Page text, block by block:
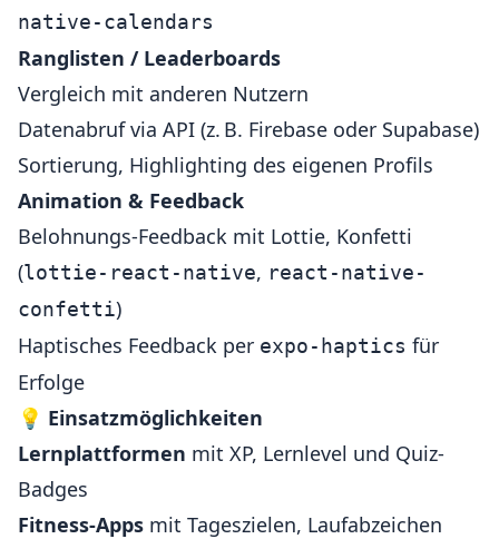
native-calendars
Ranglisten / Leaderboards
Vergleich mit anderen Nutzern
Datenabruf via API (z. B. Firebase oder Supabase)
Sortierung, Highlighting des eigenen Profils
Animation & Feedback
Belohnungs-Feedback mit Lottie, Konfetti
(lottie-react-native, react-native-
confetti)
Haptisches Feedback per expo-haptics für
Erfolge
💡 Einsatzmöglichkeiten
Lernplattformen mit XP, Lernlevel und Quiz-
Badges
Fitness-Apps mit Tageszielen, Laufabzeichen